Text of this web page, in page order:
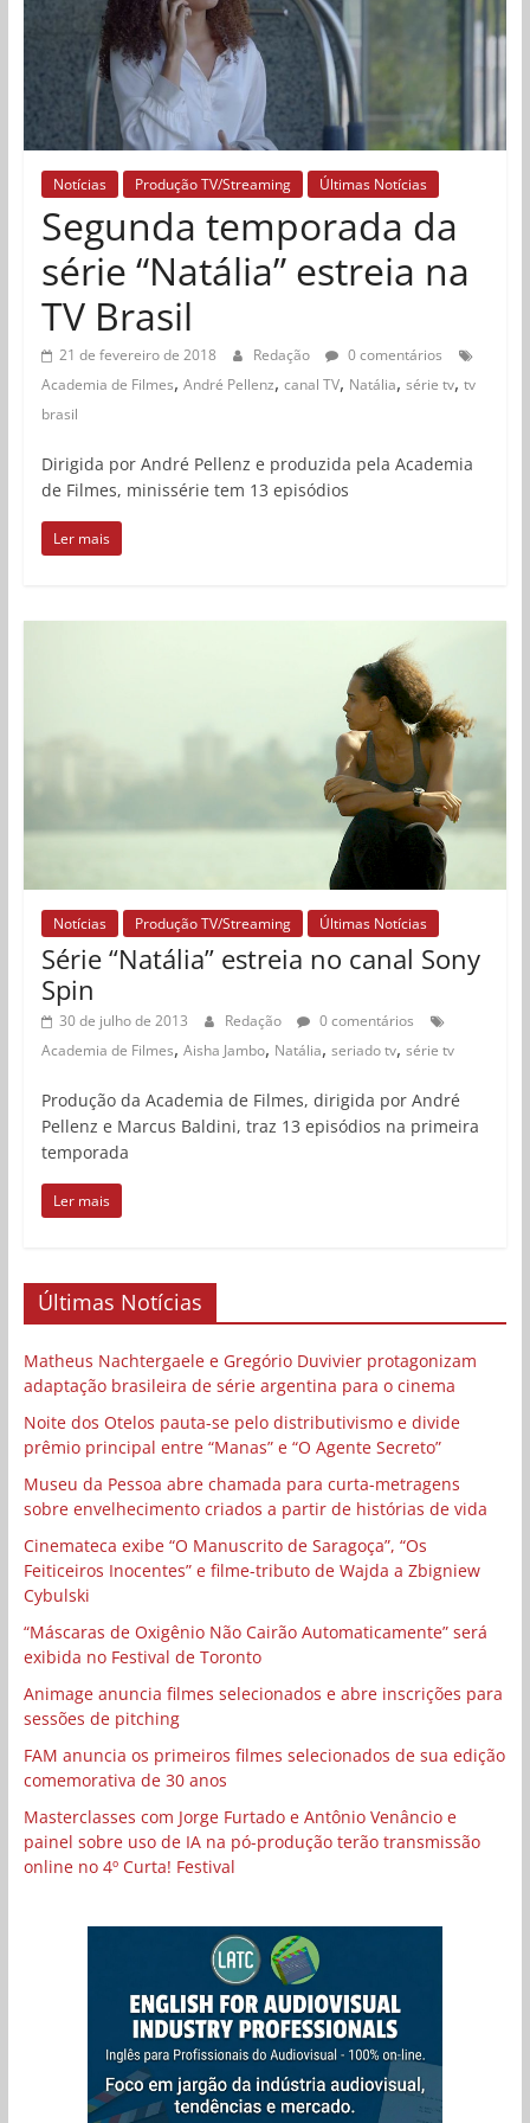
Notícias Produção TV/Streaming Últimas Notícias
Segunda temporada da
série “Natália” estreia na
TV Brasil
21 de fevereiro de 2018 Redação
0 comentários
Academia de Filmes, André Pellenz, canal TV, Natália, série tv, tv
brasil
Dirigida por André Pellenz e produzida pela Academia
de Filmes, minissérie tem 13 episódios
Ler mais
Notícias Produção TV/Streaming Últimas Notícias
Série “Natália” estreia no canal Sony
Spin
30 de julho de 2013 Redação
0 comentários
Academia de Filmes, Aisha Jambo, Natália, seriado tv, série tv
Produção da Academia de Filmes, dirigida por André
Pellenz e Marcus Baldini, traz 13 episódios na primeira
temporada
Ler mais
Últimas Notícias
Matheus Nachtergaele e Gregório Duvivier protagonizam
adaptação brasileira de série argentina para o cinema
Noite dos Otelos pauta-se pelo distributivismo e divide
prêmio principal entre “Manas” e “O Agente Secreto”
Museu da Pessoa abre chamada para curta-metragens
sobre envelhecimento criados a partir de histórias de vida
Cinemateca exibe “O Manuscrito de Saragoça”, “Os
Feiticeiros Inocentes” e filme-tributo de Wajda a Zbigniew
Cybulski
“Máscaras de Oxigênio Não Cairão Automaticamente” será
exibida no Festival de Toronto
Animage anuncia filmes selecionados e abre inscrições para
sessões de pitching
FAM anuncia os primeiros filmes selecionados de sua edição
comemorativa de 30 anos
Masterclasses com Jorge Furtado e Antônio Venâncio e
painel sobre uso de IA na pó-produção terão transmissão
online no 4º Curta! Festival